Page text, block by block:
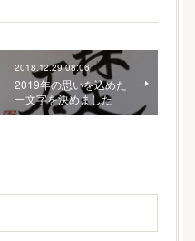
2018.12.29 08:06
2019年の思いを込めた
一文字を決めました